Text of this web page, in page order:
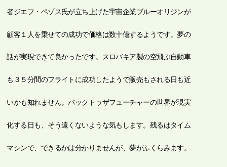
者ジエフ・ペゾス氏が立ち上げた宇宙企業ブルーオリジンが
顧客１人を乗せての成功で価格は数十億するようです。夢の
話が実現できて良かったです。スロバキア製の空飛ぶ自動車
も３５分間のフライトに成功したようで販売もされる日も近
いかも知れません。バックトゥザフューチャーの世界が現実
化する日も、そう遠くないような気もします。残るはタイム
マシンで、できるかは分かりませんが、夢がふくらみます。